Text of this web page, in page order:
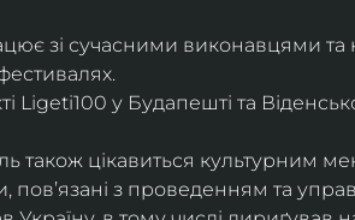
зі сучасними виконавцями
Ligeti100 у Будапешті та
також цікавиться культурним
пов’язані з проведенням та